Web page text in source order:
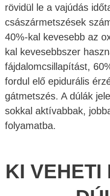
rövidül le a vajúdás
császármetszések
40%-kal kevesebb az
kal kevesebbszer
fájdalomcsillapítást,
fordul elő epidurális
gátmetszés. A dúlák
sokkal aktívabbak,
folyamatba.
KI VEHETI